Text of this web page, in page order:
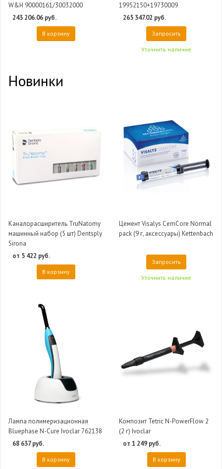
W&H 90000161/30032000
243 206.06 руб.
В корзину
19952150+19730009
265 347.02 руб.
Запросить
Уточнить наличие
Новинки
Каналорасширитель TruNatomy
машинный набор (5 шт) Dentsply
Sirona
от 5 422 руб.
В корзину
Цемент Visalys CemCore Normal
pack (9 г, аксессуары) Kettenbach
Запросить
Уточнить наличие
Лампа полимеризационная
Bluephase N-Cure Ivoclar 762138
68 637 руб.
В корзину
Композит Tetric N-PowerFlow 2
(2 г) Ivoclar
от 1 249 руб.
В корзину